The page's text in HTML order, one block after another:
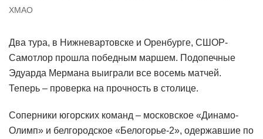
ХМАО
Два тура, в Нижневартовске и Оренбурге, СШОР-
Самотлор прошла победным маршем. Подопечные
Эдуарда Мермана выиграли все восемь матчей.
Теперь – проверка на прочность в столице.
Соперники югорских команд – московское «Динамо-
Олимп» и белгородское «Белогорье-2», одержавшие по